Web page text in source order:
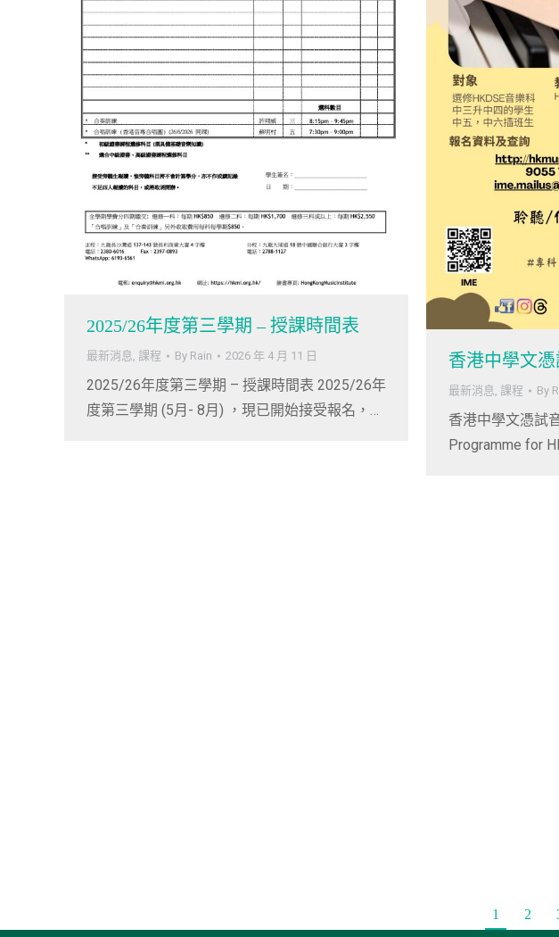
2025/26年度第三學期 – 授課時間表
最新消息, 課程 By Rain 2026 年 4 月 11 日
2025/26年度第三學期 – 授課時間表 2025/26年
度第三學期 (5月- 8月) ，現已開始接受報名，…
香港中學文憑
最新消息, 課程 By
香港中學文憑試
Programme for
1 2